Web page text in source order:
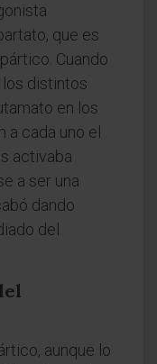
que es
Cuando
distintos
en los
a cada uno el
activaba
a ser una
dando
del
aunque lo